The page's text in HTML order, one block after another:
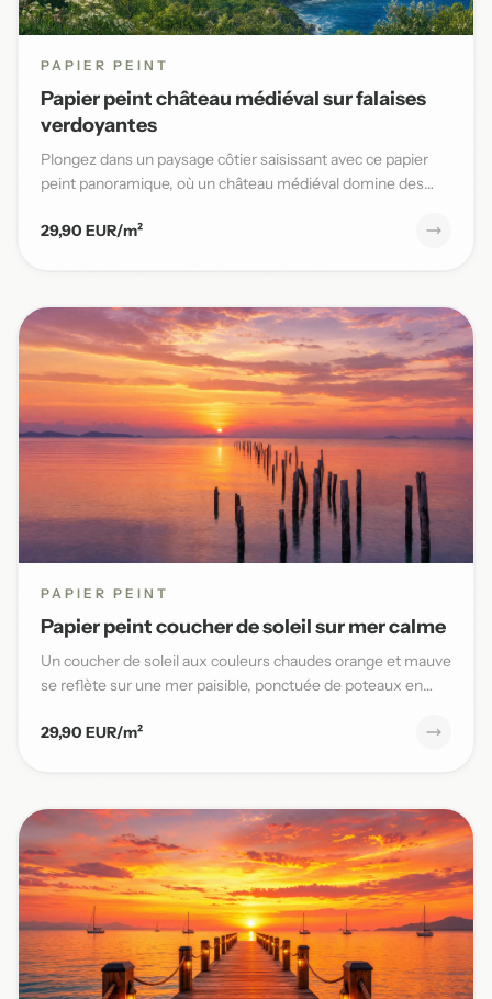
PAPIER PEINT
Papier peint château médiéval sur falaises
verdoyantes
Plongez dans un paysage côtier saisissant avec ce papier
peint panoramique, où un château médiéval domine des
29,90 EUR/m²
PAPIER PEINT
Papier peint coucher de soleil sur mer calme
Un coucher de soleil aux couleurs chaudes orange et mauve
se reflète sur une mer paisible, ponctuée de poteaux en
29,90 EUR/m²